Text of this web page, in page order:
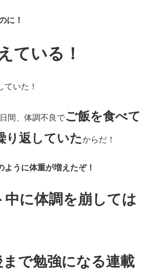
に！
ている！
いた！
間、体調不良でご飯を食べて
返していたからだ！
うに体重が増えたぞ！
に体調を崩しては
で勉強になる連載